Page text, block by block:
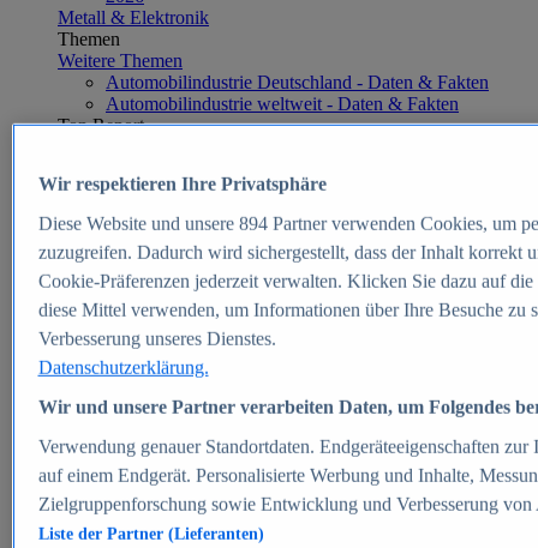
Metall & Elektronik
Themen
Weitere Themen
Automobilindustrie Deutschland - Daten & Fakten
Automobilindustrie weltweit - Daten & Fakten
Top Report
Zum Report
E-commerce
Beliebte Statistiken
Aktuelle Statistiken
E-Commerce - Entwicklung des Umsatzes in
Deutschland 1999-2025
Umsatz von Amazon in Deutschland und weltweit
2010-2025
B2C-E-Commerce: Top-50 Online Shops in
Deutschland 2024
Marktanteile von Online-Zahlungsverfahren in
Deutschland 2024
Umsatzstarke Warengruppen im Online-Handel in
Deutschland 2023-2025
Wir respektieren Ihre Privatsphäre
Diese Website und unsere 894Partner verwenden Cookies, um
zuzugreifen. Dadurch wird sichergestellt, dass der Inhalt korrekt
Cookie-Präferenzen jederzeit verwalten. Klicken Sie dazu auf
diese Mittel verwenden, um Informationen über Ihre Besuche
Verbesserung unseres Dienstes.
Datenschutzerklärung.
Wir und unsere Partner verarbeiten Daten, um Folgendes
Verwendung genauer Standortdaten. Endgeräteeigenschaften
auf einem Endgerät. Personalisierte Werbung und Inhalte,
Zielgruppenforschung sowie Entwicklung und Verbesserung von
Liste der Partner (Lieferanten)